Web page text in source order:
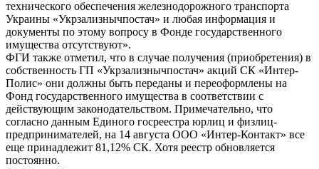
технического обеспечения железнодорожного транспорта
Украины «Укрзализнычпостач» и любая информация и
документы по этому вопросу в Фонде государственного
имущества отсутствуют».
ФГИ также отметил, что в случае получения (приобретения) в
собственность ГП «Укрзализнычпостач» акций СК «Интер-
Полис» они должны быть переданы и переоформлены на
Фонд государственного имущества в соответствии с
действующим законодательством. Примечательно, что
согласно данным Единого госреестра юрлиц и физлиц-
предпринимателей, на 14 августа ООО «Интер-Контакт» все
еще принадлежит 81,12% СК. Хотя реестр обновляется
постоянно.